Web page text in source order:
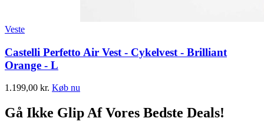
Veste
Castelli Perfetto Air Vest - Cykelvest - Brilliant
Orange - L
1.199,00 kr. Køb nu
Gå Ikke Glip Af Vores Bedste Deals!